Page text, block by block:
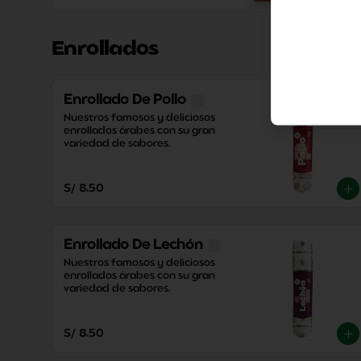
Enrollados
Enrollado De Pollo
Nuestros famosos y deliciosos
enrollados árabes con su gran
variedad de sabores.
S/ 8.50
Enrollado De Lechón
Nuestros famosos y deliciosos
enrollados árabes con su gran
variedad de sabores.
S/ 8.50